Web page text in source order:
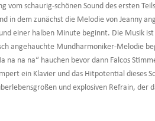
vom schaurig-schönen Sound des ersten
in dem zunächst die Melodie von Jeanny
einer halben Minute beginnt. Die Musik
angehauchte Mundharmoniker-Melodie
na na na“ hauchen bevor dann Falcos
ein Klavier und das Hitpotential dieses
und explosiven Refrain, der